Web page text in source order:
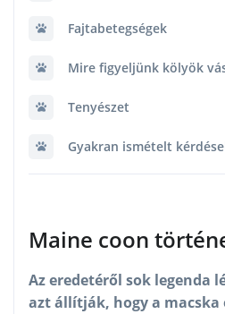
Fajtabetegségek
Mire figyeljünk kölyök
Tenyészet
Gyakran ismételt
Maine coon
Az eredetéről sok legenda
azt állítják, hogy a macska